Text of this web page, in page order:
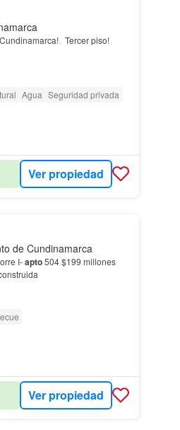
Tercer piso!
Agua Seguridad privada
Ver propiedad
de Cundinamarca
- robles torre I-apto504 $199 millones
construida
Ver propiedad